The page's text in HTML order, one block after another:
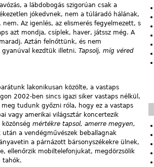
a lábdobogás szigorúan csak a
jókedvnek, nem a túláradó hálának,
Az igenlés, az elismerés fegyelmezett, s
azt mondja, csíplek, haver, játssz még. A
Aztán felnőttünk, és nem
kezdtük illetni. Tapsolj, míg véred
lakonikusan közölte, a vastaps
2002-ben sincs igazi siker vastaps nélkül,
tudunk győzni róla, hogy ez a vastaps
vagy amerikai világsztár koncertezik
mértékre tapsol, amerre megyen,
a vendégművészek beballagnak
a párnázott bársonyszékekre ülnek,
ellenőrzik mobiltelefonjukat, megdörzsölik
tahók.